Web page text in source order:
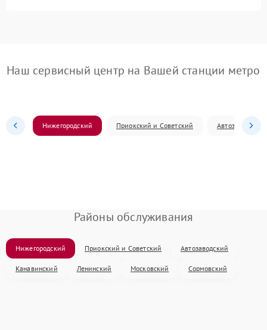
Наш сервисный центр на Вашей станции метро
Нижегородский Приокский и Советский Автозаводский
Районы обслуживания
Нижегородский Приокский и Советский Автозаводский
Канавинский Ленинский Московский Сормовский